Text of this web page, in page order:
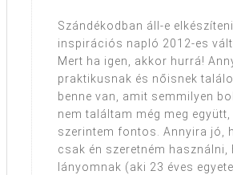
Szándékodban áll-e
inspirációs napló 2012-es
Mert ha igen, akkor hurrá!
praktikusnak és nőisnek
benne van, amit semmilyen
nem találtam még meg együtt,
szerintem fontos. Annyira jó,
csak én szeretném használni,
lányomnak (aki 23 éves